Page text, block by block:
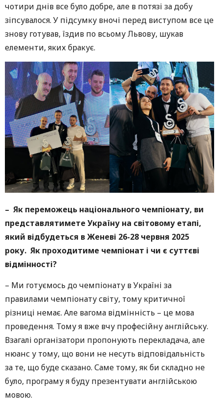
чотири днів все було добре, але в потязі за добу
зіпсувалося. У підсумку вночі перед виступом все це
знову готував, їздив по всьому Львову, шукав
елементи, яких бракує.
– Як переможець національного чемпіонату, ви
представлятимете Україну на світовому етапі,
який відбудеться в Женеві 26-28 червня 2025
року. Як проходитиме чемпіонат і чи є суттєві
відмінності?
– Ми готуємось до чемпіонату в Україні за
правилами чемпіонату світу, тому критичної
різниці немає. Але вагома відмінність – це мова
проведення. Тому я вже вчу професійну англійську.
Взагалі організатори пропонують перекладача, але
нюанс у тому, що вони не несуть відповідальність
за те, що буде сказано. Саме тому, як би складно не
було, програму я буду презентувати англійською
мовою.